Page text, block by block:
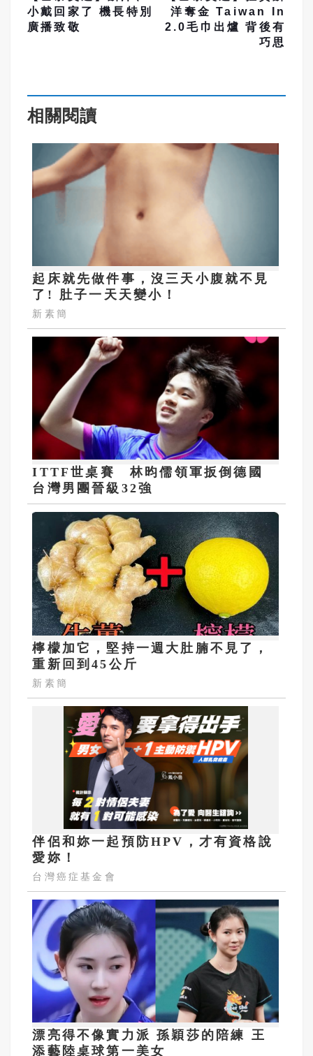
小戴回家了 機長特別
廣播致敬
洋奪金 Taiwan In
2.0毛巾出爐 背後有
巧思
相關閱讀
起床就先做件事，沒三天小腹就不見
了! 肚子一天天變小！
新素簡
ITTF世桌賽 林昀儒領軍扳倒德國
台灣男團晉級32強
檸檬加它，堅持一週大肚腩不見了，
重新回到45公斤
新素簡
伴侶和妳一起預防HPV，才有資格說
愛妳！
台灣癌症基金會
漂亮得不像實力派 孫穎莎的陪練 王
添藝陸桌球第一美女